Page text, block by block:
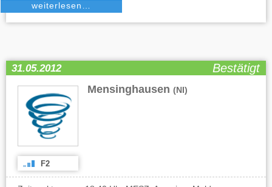
weiterlesen…
31.05.2012 Bestätigt
Mensinghausen (NI)
F2